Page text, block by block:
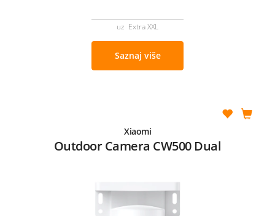
uz Extra XXL
Saznaj više
Xiaomi
Outdoor Camera CW500 Dual